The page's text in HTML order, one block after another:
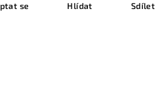
se Hlídat Sdílet